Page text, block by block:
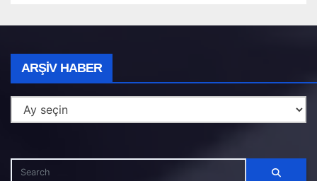
ARŞIV HABER
Haber